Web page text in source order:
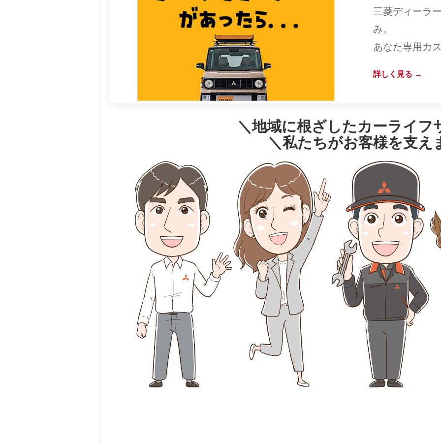
三菱ディーラ
み。
あなた専用カ
詳しく見る →
＼地域に根ざしたカーライフ
＼私たちがお客様を支え